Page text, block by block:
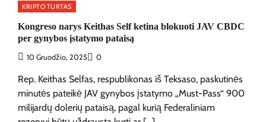
KRIPTO TURTAS
Kongreso narys Keithas Self ketina blokuoti JAV CBDC
per gynybos įstatymo pataisą
10 Gruodžio, 2025 0
Rep. Keithas Selfas, respublikonas iš Teksaso, paskutinės
minutės pateikė JAV gynybos įstatymo „Must-Pass“ 900
milijardų dolerių pataisą, pagal kurią Federaliniam